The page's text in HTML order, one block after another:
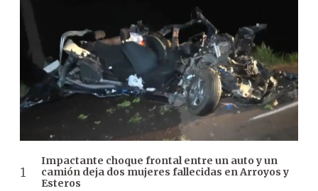
Impactante choque frontal entre un auto y un
camión deja dos mujeres fallecidas en Arroyos y
Esteros